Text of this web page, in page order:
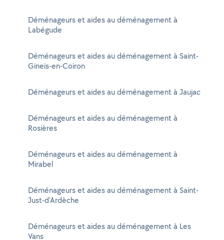
Déménageurs et aides au déménagement à
Labégude
Déménageurs et aides au déménagement à Saint-
Gineis-en-Coiron
Déménageurs et aides au déménagement à Jaujac
Déménageurs et aides au déménagement à
Rosières
Déménageurs et aides au déménagement à
Mirabel
Déménageurs et aides au déménagement à Saint-
Just-d'Ardèche
Déménageurs et aides au déménagement à Les
Vans